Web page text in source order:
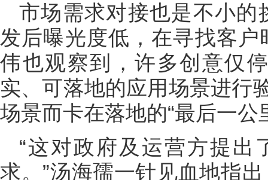
市场需求对接也是不小的
发后曝光度低，在寻找客
伟也观察到，许多创意仅
实、可落地的应用场景进行
场景而卡在落地的“最后一公
“这对政府及运营方提出
求。”汤海孺一针见血地指